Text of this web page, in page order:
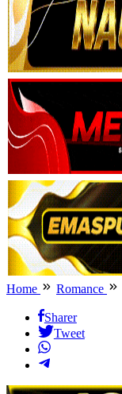
Home Romance
Sharer
Tweet